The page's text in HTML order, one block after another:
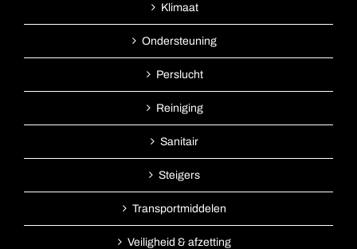
Klimaat
Ondersteuning
Perslucht
Reiniging
Sanitair
Steigers
Transportmiddelen
Veiligheid & afzetting